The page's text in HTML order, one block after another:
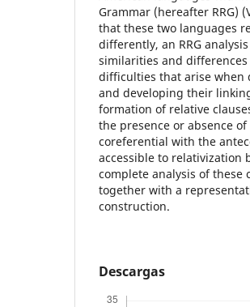
Grammar (hereafter RRG)
that these two languages
differently, an RRG
similarities and
difficulties that arise when
and developing their
formation of relative
the presence or absence
coreferential with the
accessible to relativization
complete analysis of
together with a
construction.
Descargas